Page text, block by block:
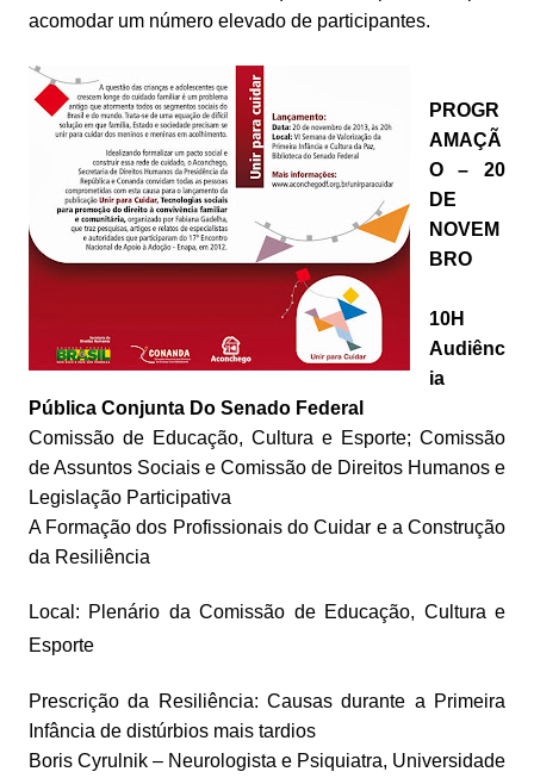
acomodar um número elevado de participantes.
PROGR
AMAÇÃ
O – 20
DE
NOVEM
BRO
10H
Audiênc
ia
Pública Conjunta Do Senado Federal
Comissão de Educação, Cultura e Esporte; Comissão
de Assuntos Sociais e Comissão de Direitos Humanos e
Legislação Participativa
A Formação dos Profissionais do Cuidar e a Construção
da Resiliência
Local: Plenário da Comissão de Educação, Cultura e
Esporte
Prescrição da Resiliência: Causas durante a Primeira
Infância de distúrbios mais tardios
Boris Cyrulnik – Neurologista e Psiquiatra, Universidade